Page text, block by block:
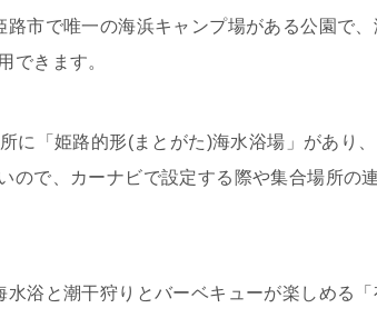
路市で唯一の海浜キャンプ場がある公園で
できます。
に「姫路的形(まとがた)海水浴場」があり
ので、カーナビで設定する際や集合場所の
水浴と潮干狩りとバーベキューが楽しめる